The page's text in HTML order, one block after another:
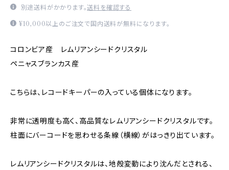
別途送料がかかります。送料を確認する
¥10,000以上のご注文で国内送料が無料になります。
コロンビア産 レムリアンシードクリスタル
ペニャスブランカス産
こちらは、レコードキーパーの入っている個体になります。
非常に透明度も高く、高品質なレムリアンシードクリスタルです。
柱面にバーコードを思わせる条線（横線）がはっきり出ています。
レムリアンシードクリスタルは、地殻変動により沈んだとされる、